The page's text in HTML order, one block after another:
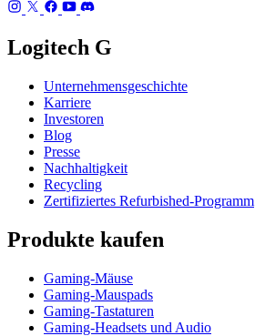
Logitech G
Unternehmensgeschichte
Karriere
Investoren
Blog
Presse
Nachhaltigkeit
Recycling
Zertifiziertes Refurbished-Programm
Produkte kaufen
Gaming-Mäuse
Gaming-Mauspads
Gaming-Tastaturen
Gaming-Headsets und Audio